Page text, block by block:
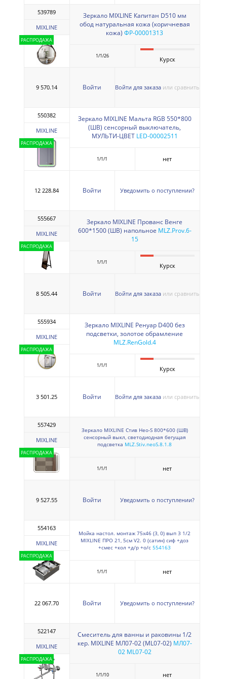
РАСПРОДАЖА
539789
MIXLINE
Зеркало MIXLINE Капитан D510 мм
обод натуральная кожа (коричневая
кожа) ФР-00001313
1/1/26 Курск
9 570.14 Войти Войти для заказа или сравнить
РАСПРОДАЖА
550382
MIXLINE
Зеркало MIXLINE Мальта RGB 550*800
(ШВ) сенсорный выключатель,
МУЛЬТИ-ЦВЕТ LED-00002511
1/1/1 нет
12 228.84 Войти Уведомить о поступлении?
РАСПРОДАЖА
555667
MIXLINE
Зеркало MIXLINE Прованс Венге
600*1500 (ШВ) напольное MLZ.Prov.6-
15
1/1/1 Курск
8 505.44 Войти Войти для заказа или сравнить
РАСПРОДАЖА
555934
MIXLINE
Зеркало MIXLINE Ренуар D400 без
подсветки, золотое обрамление
MLZ.RenGold.4
1/1/1 Курск
3 501.25 Войти Войти для заказа или сравнить
РАСПРОДАЖА
557429
MIXLINE
Зеркало MIXLINE Стив Нео-S 800*600 (ШВ)
сенсорный выкл, светодиодная бегущая
подсветка MLZ.Stiv.neoS.8.1.8
1/1/1 нет
9 527.55 Войти Уведомить о поступлении?
РАСПРОДАЖА
554163
MIXLINE
Мойка настол. монтаж 75х46 (3, 0) вып 3 1/2
MIXLINE ПРО 21, 5см V2. 0 (сатин) сиф +доз
+смес +кол +д/р +о/с 554163
1/1/1 нет
22 067.70 Войти Уведомить о поступлении?
РАСПРОДАЖА
522147
MIXLINE
Смеситель для ванны и раковины 1/2
кер. MIXLINE МЛ07-02 (ML07-02) МЛ07-
02 ML07-02
1/1/10 нет